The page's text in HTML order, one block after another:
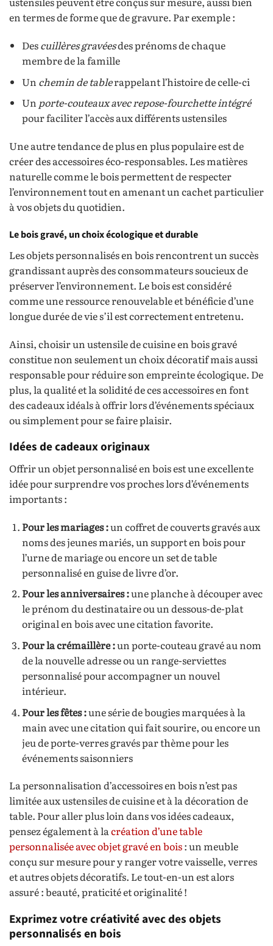
en termes de forme que de gravure. Par exemple :
Descuillères gravéesdes prénoms de chaque
membre de la famille
Un chemin de tablerappelant l’histoire de celle-ci
Un porte-couteaux avec repose-fourchette intégré
pour faciliter l’accès aux différents ustensiles
Une autre tendance de plus en plus populaire est de
créer des accessoires éco-responsables. Les matières
naturelle comme le bois permettent de respecter
l’environnement tout en amenant un cachet particulier
à vos objets du quotidien.
Le bois gravé, un choix écologique et durable
Les objets personnalisés en bois rencontrent un succès
grandissant auprès des consommateurs soucieux de
préserver l’environnement. Le bois est considéré
comme une ressource renouvelable et bénéficie d’une
longue durée de vie s’il est correctement entretenu.
Ainsi, choisir un ustensile de cuisine en bois gravé
constitue non seulement un choix décoratif mais aussi
responsable pour réduire son empreinte écologique. De
plus, la qualité et la solidité de ces accessoires en font
des cadeaux idéals à offrir lors d’événements spéciaux
ou simplement pour se faire plaisir.
Idées de cadeaux originaux
Offrir un objet personnalisé en bois est une excellente
idée pour surprendre vos proches lors d’événements
importants :
Pour les mariages :un coffret de couverts gravés aux
noms des jeunes mariés, un support en bois pour
l’urne de mariage ou encore un set de table
personnalisé en guise de livre d’or.
Pour les anniversaires :une planche à découper avec
le prénom du destinataire ou un dessous-de-plat
original en bois avec une citation favorite.
Pour la crémaillère :un porte-couteau gravé au nom
de la nouvelle adresse ou un range-serviettes
personnalisé pour accompagner un nouvel
intérieur.
Pour les fêtes :une série de bougies marquées à la
main avec une citation qui fait sourire, ou encore un
jeu de porte-verres gravés par thème pour les
événements saisonniers
La personnalisation d’accessoires en bois n’est pas
limitée aux ustensiles de cuisine et à la décoration de
table. Pour aller plus loin dans vos idées cadeaux,
pensez également à lacréation d’une table
personnalisée avec objet gravé en bois: un meuble
conçu sur mesure pour y ranger votre vaisselle, verres
et autres objets décoratifs. Le tout-en-un est alors
assuré : beauté, praticité et originalité !
Exprimez votre créativité avec des objets
personnalisés en bois